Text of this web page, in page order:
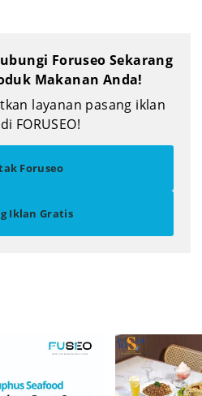
Foruseo Sekarang
Makanan Anda!
layanan pasang iklan
FORUSEO!
Foruseo
Iklan Gratis